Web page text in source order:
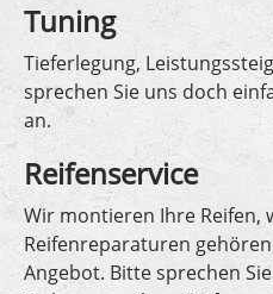
Tuning
Tieferlegung,
sprechen Sie uns doch
an.
Reifenservice
Wir montieren Ihre Reifen,
Reifenreparaturen
Angebot. Bitte sprechen